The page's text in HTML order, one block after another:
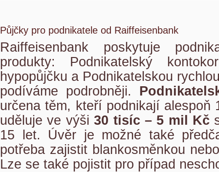
Půjčky pro podnikatele od Raiffeisenbank
Raiffeisenbank poskytuje
produkty: Podnikatelský
hypopůjčku a Podnikatelskou
podíváme podrobněji.
určena těm, kteří podnikají alespoň
uděluje ve výši30 tisíc – 5 mil Kč
15 let. Úvěr je možné také
potřeba zajistit blankosměnkou
Lze se také pojistit pro případ